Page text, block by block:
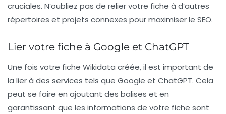
cruciales. N’oubliez pas de relier votre fiche à d’autres
répertoires et projets connexes pour maximiser le SEO.
Lier votre fiche à Google et ChatGPT
Une fois votre fiche Wikidata créée, il est important de
la lier à des services tels que Google et ChatGPT. Cela
peut se faire en ajoutant des balises et en
garantissant que les informations de votre fiche sont